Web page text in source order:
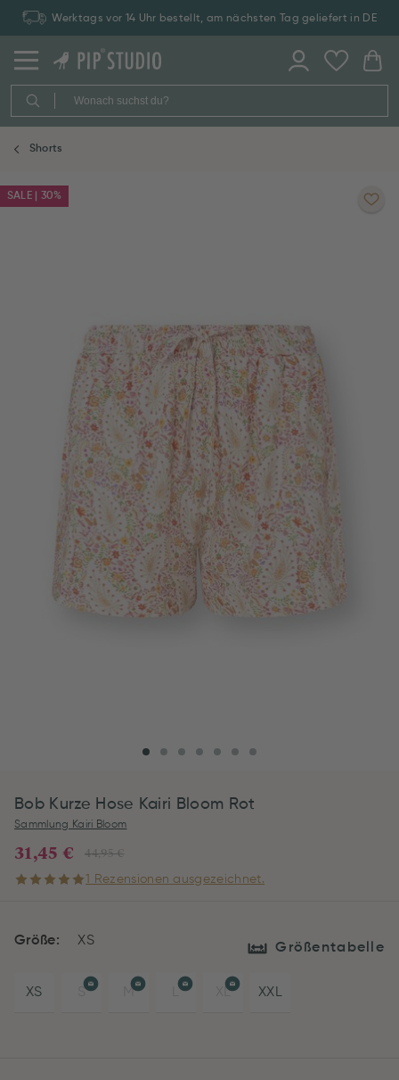
Werktags vor 14 Uhr bestellt, am nächsten Tag geliefert in DE
Shorts
SALE | 30%
Bob Kurze Hose Kairi Bloom Rot
Sammlung Kairi Bloom
44,95 €
31,45 €
1 Rezensionen ausgezeichnet.
Größe: XS Größentabelle
XS S M L XL XXL